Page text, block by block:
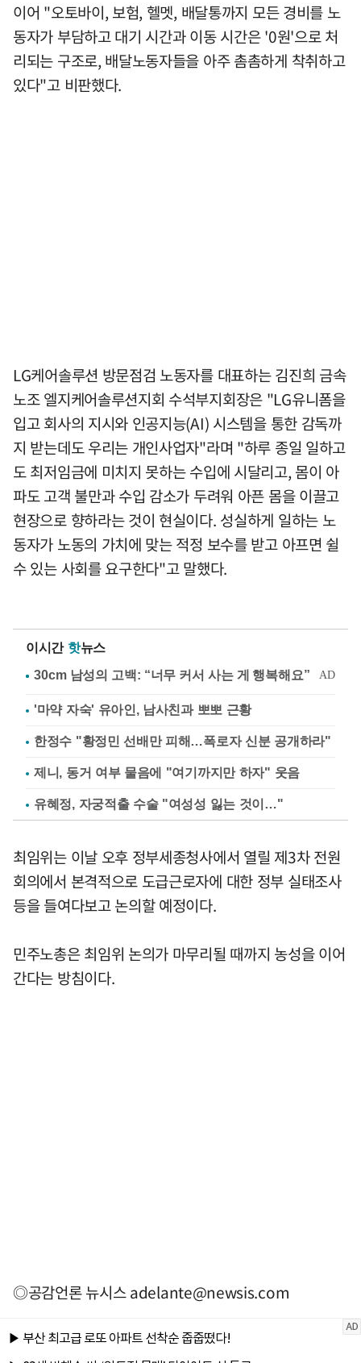
이어 "오토바이, 보험, 헬멧, 배달통까지 모든 경비를 노
동자가 부담하고 대기 시간과 이동 시간은 '0원'으로 처
리되는 구조로, 배달노동자들을 아주 촘촘하게 착취하고
있다"고 비판했다.
LG케어솔루션 방문점검 노동자를 대표하는 김진희 금속
노조 엘지케어솔루션지회 수석부지회장은 "LG유니폼을
입고 회사의 지시와 인공지능(AI) 시스템을 통한 감독까
지 받는데도 우리는 개인사업자"라며 "하루 종일 일하고
도 최저임금에 미치지 못하는 수입에 시달리고, 몸이 아
파도 고객 불만과 수입 감소가 두려워 아픈 몸을 이끌고
현장으로 향하라는 것이 현실이다. 성실하게 일하는 노
동자가 노동의 가치에 맞는 적정 보수를 받고 아프면 쉴
수 있는 사회를 요구한다"고 말했다.
이시간 핫뉴스
'마약 자숙' 유아인, 남사친과 뽀뽀 근황
한정수 "황정민 선배만 피해…폭로자 신분 공개하라"
제니, 동거 여부 물음에 "여기까지만 하자" 웃음
유혜정, 자궁적출 수술 "여성성 잃는 것이…"
최임위는 이날 오후 정부세종청사에서 열릴 제3차 전원
회의에서 본격적으로 도급근로자에 대한 정부 실태조사
등을 들여다보고 논의할 예정이다.
민주노총은 최임위 논의가 마무리될 때까지 농성을 이어
간다는 방침이다.
◎공감언론 뉴시스adelante@newsis.com